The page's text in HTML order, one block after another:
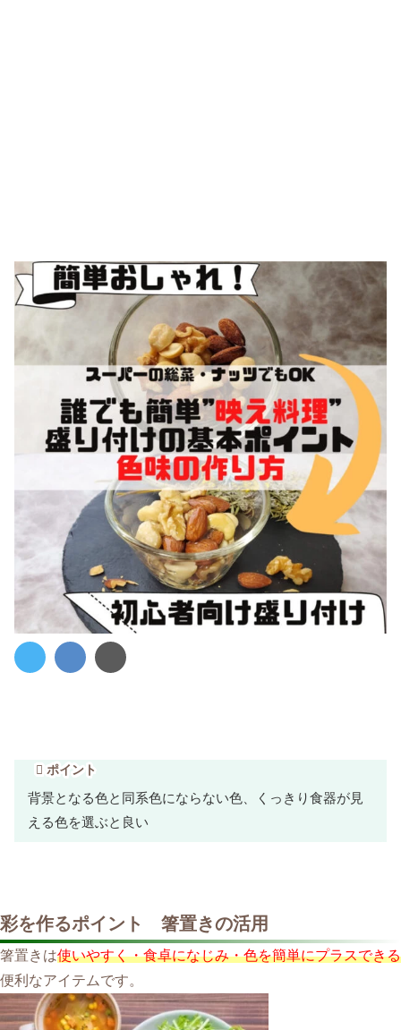
ポイント
背景となる色と同系色にならない色、くっきり食器が見
える色を選ぶと良い
彩を作るポイント 箸置きの活用
箸置きは使いやすく・食卓になじみ・色を簡単にプラスできる
便利なアイテムです。